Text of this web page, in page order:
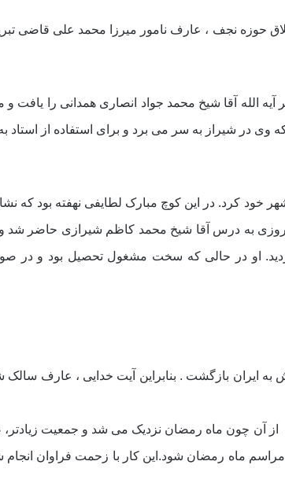
حوزه نجف ، عارف نامور میرزا محمد على قاضى
آقا شیخ محمد جواد انصارى همدانى را یافت
وى در شیراز به سر مى برد و براى استفاده از
شهر خود کرد. در این کوچ مبارک لطایفى نهفته بود
روزى به درس آقا شیخ محمد کاظم شیرازى حاضر شد
او در حالى که سخت مشغول تحصیل بود و
به ایران بازگشت . بنابراین آیت خدایى ، عارف
از آن چون ماه رمضان نزدیک مى شد و جمعیت
ماه رمضان شود.این کار با زحمت فراوان انجام